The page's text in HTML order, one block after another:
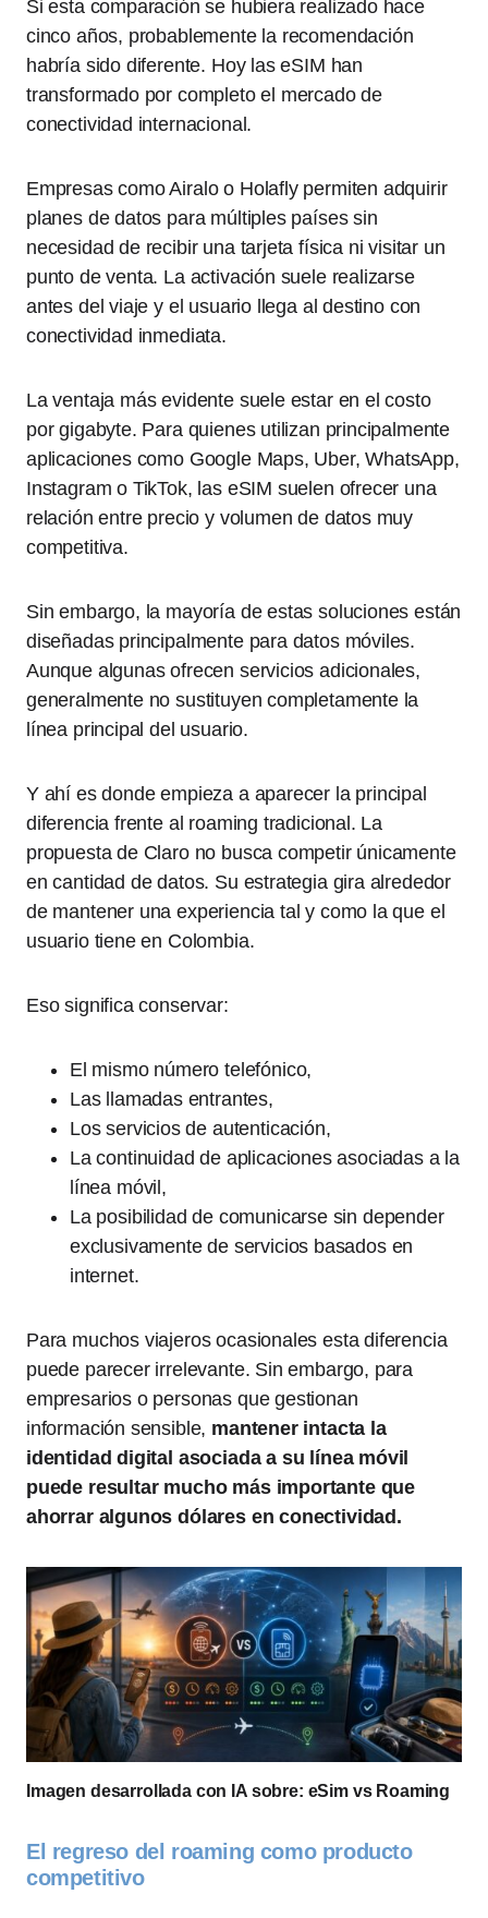
Si esta comparación se hubiera realizado hace
cinco años, probablemente la recomendación
habría sido diferente. Hoy las eSIM han
transformado por completo el mercado de
conectividad internacional.
Empresas como Airalo o Holafly permiten adquirir
planes de datos para múltiples países sin
necesidad de recibir una tarjeta física ni visitar un
punto de venta. La activación suele realizarse
antes del viaje y el usuario llega al destino con
conectividad inmediata.
La ventaja más evidente suele estar en el costo
por gigabyte. Para quienes utilizan principalmente
aplicaciones como Google Maps, Uber, WhatsApp,
Instagram o TikTok, las eSIM suelen ofrecer una
relación entre precio y volumen de datos muy
competitiva.
Sin embargo, la mayoría de estas soluciones están
diseñadas principalmente para datos móviles.
Aunque algunas ofrecen servicios adicionales,
generalmente no sustituyen completamente la
línea principal del usuario.
Y ahí es donde empieza a aparecer la principal
diferencia frente al roaming tradicional. La
propuesta de Claro no busca competir únicamente
en cantidad de datos. Su estrategia gira alrededor
de mantener una experiencia tal y como la que el
usuario tiene en Colombia.
Eso significa conservar:
El mismo número telefónico,
Las llamadas entrantes,
Los servicios de autenticación,
La continuidad de aplicaciones asociadas a la
línea móvil,
La posibilidad de comunicarse sin depender
exclusivamente de servicios basados en
internet.
Para muchos viajeros ocasionales esta diferencia
puede parecer irrelevante. Sin embargo, para
empresarios o personas que gestionan
información sensible, mantener intacta la
identidad digital asociada a su línea móvil
puede resultar mucho más importante que
ahorrar algunos dólares en conectividad.
Imagen desarrollada con IA sobre: eSim vs Roaming
El regreso del roaming como producto
competitivo